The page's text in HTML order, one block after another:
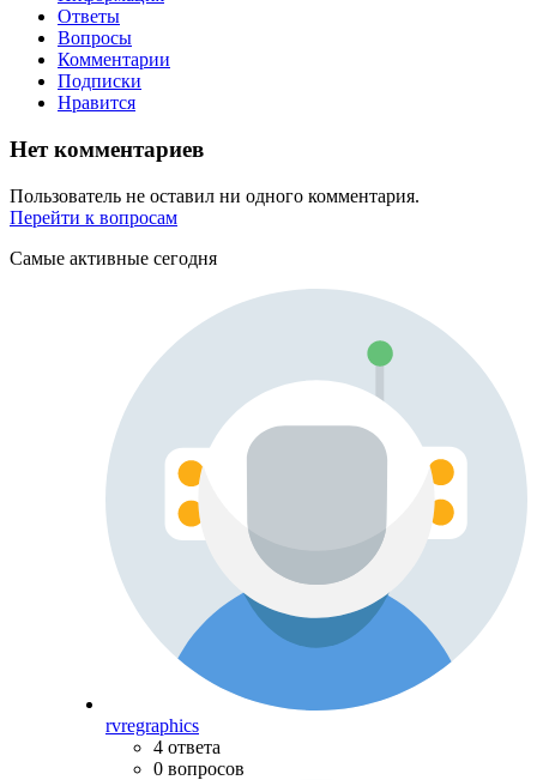
Ответы
Вопросы
Комментарии
Подписки
Нравится
Нет комментариев
Пользователь не оставил ни одного комментария.
Перейти к вопросам
Самые активные сегодня
rvregraphics
4 ответа
0 вопросов